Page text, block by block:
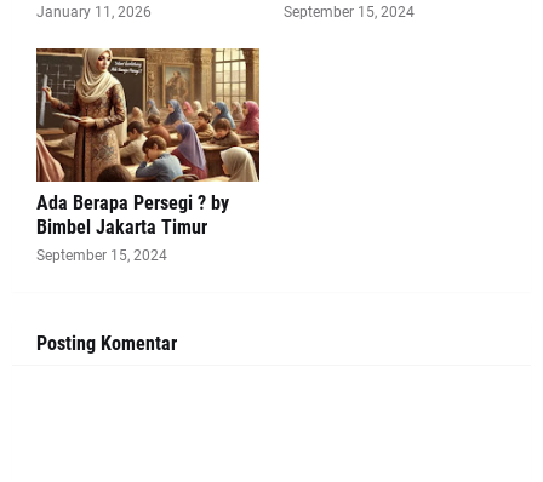
January 11, 2026 September 15, 2024
Ada Berapa Persegi ? by
Bimbel Jakarta Timur
September 15, 2024
Posting Komentar